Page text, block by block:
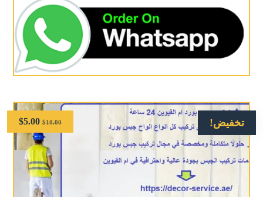
تخفيض! $10.00
$5.00